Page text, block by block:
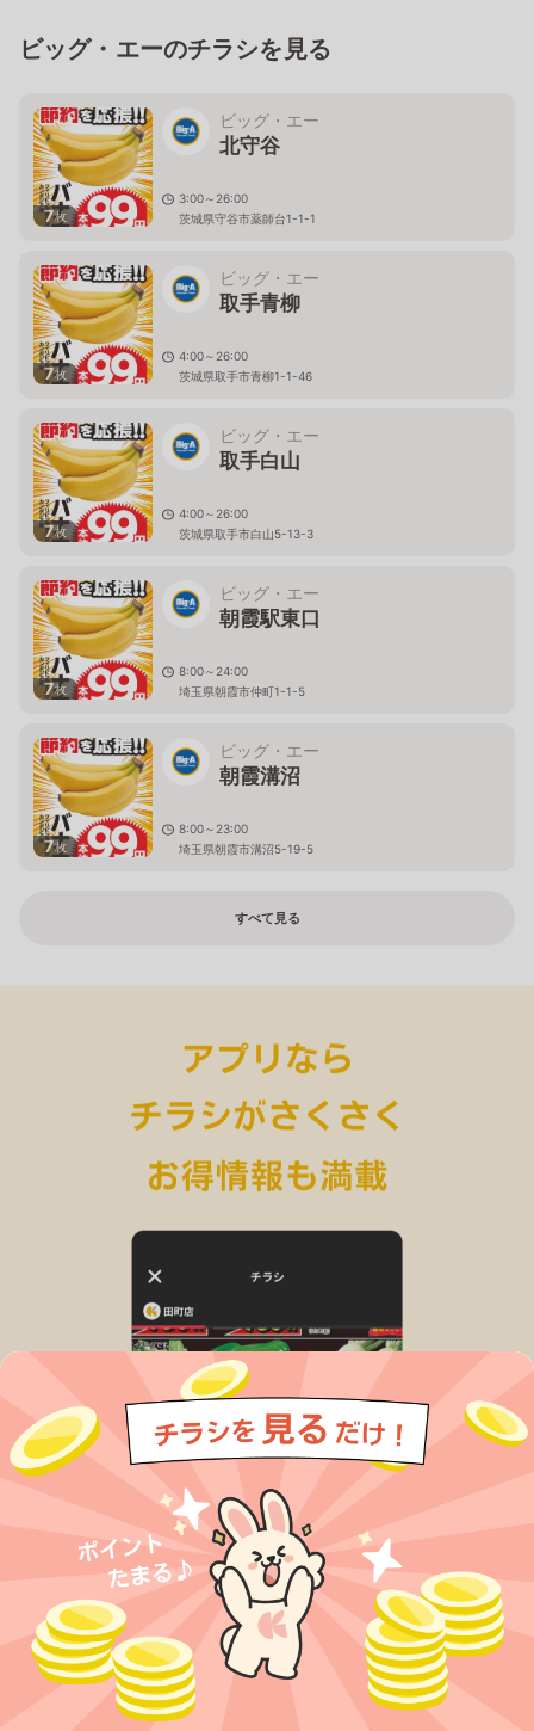
ビッグ・エーのチラシを見る
7枚
ビッグ・エー
北守谷
3:00～26:00
茨城県守谷市薬師台1-1-1
7枚
ビッグ・エー
取手青柳
4:00～26:00
茨城県取手市青柳1-1-46
7枚
ビッグ・エー
取手白山
4:00～26:00
茨城県取手市白山5-13-3
7枚
ビッグ・エー
朝霞駅東口
8:00～24:00
埼玉県朝霞市仲町1-1-5
7枚
ビッグ・エー
朝霞溝沼
8:00～23:00
埼玉県朝霞市溝沼5-19-5
すべて見る